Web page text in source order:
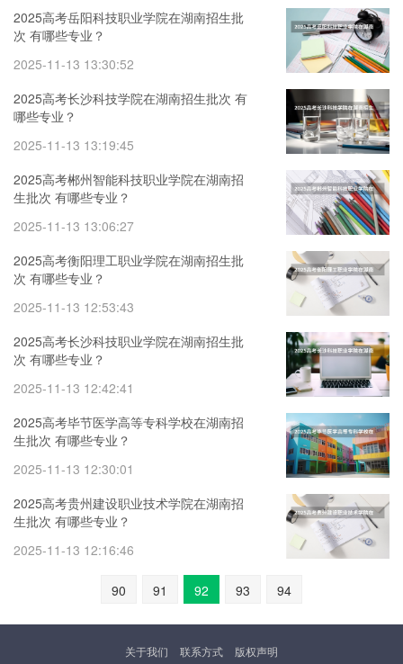
2025高考岳阳科技职业学院在湖南招生批
次 有哪些专业？
2025-11-13 13:30:52
2025高考长沙科技学院在湖南招生批次 有
哪些专业？
2025-11-13 13:19:45
2025高考郴州智能科技职业学院在湖南招
生批次 有哪些专业？
2025-11-13 13:06:27
2025高考衡阳理工职业学院在湖南招生批
次 有哪些专业？
2025-11-13 12:53:43
2025高考长沙科技职业学院在湖南招生批
次 有哪些专业？
2025-11-13 12:42:41
2025高考毕节医学高等专科学校在湖南招
生批次 有哪些专业？
2025-11-13 12:30:01
2025高考贵州建设职业技术学院在湖南招
生批次 有哪些专业？
2025-11-13 12:16:46
90 91 92 93 94
关于我们 联系方式 版权声明